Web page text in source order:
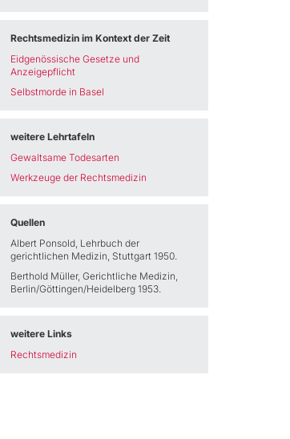
Rechtsmedizin im Kontext der Zeit
Eidgenössische Gesetze und
Anzeigepflicht
Selbstmorde in Basel
weitere Lehrtafeln
Gewaltsame Todesarten
Werkzeuge der Rechtsmedizin
Quellen
Albert Ponsold, Lehrbuch der
gerichtlichen Medizin, Stuttgart 1950.
Berthold Müller, Gerichtliche Medizin,
Berlin/Göttingen/Heidelberg 1953.
weitere Links
Rechtsmedizin